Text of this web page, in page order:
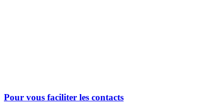
Pour vous faciliter les contacts